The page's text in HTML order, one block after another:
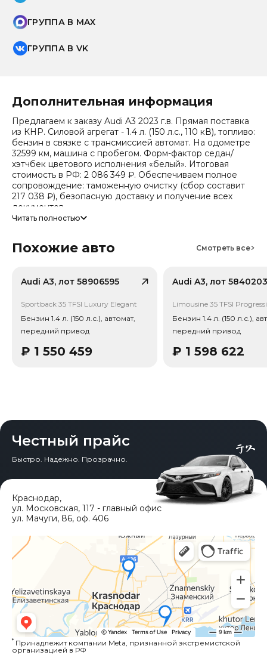
ГРУППА В MAX
ГРУППА В VK
Дополнительная информация
Предлагаем к заказу Audi A3 2023 г.в. Прямая поставка
из КНР. Силовой агрегат - 1.4 л. (150 л.с., 110 кВ), топливо:
бензин в связке с трансмиссией автомат. На одометре
32599 км, машина с пробегом. Форм-фактор седан/
хэтчбек цветового исполнения «белый». Итоговая
стоимость в РФ: 2 086 349 ₽. Обеспечиваем полное
сопровождение: таможенную очистку (сбор составит
217 038 ₽), безопасную доставку и получение всех
документов.
дефектовку и точные сроки логистики. Работаем и
Тип привода: Передний привод (FWD).
Читать полностью
Похожие авто Смотреть все
Audi A3, лот 58906595
Sportback 35 TFSI Luxury Elegant
Бензин 1.4 л. (150 л.с.), автомат,
передний привод
₽ 1 550 459
Audi A3, лот
Limousine 35 TFSI
Бензин 1.4 л. (150 л.с.),
передний привод
₽ 1 598 622
Честный прайс
Быстро. Надежно. Прозрачно.
Краснодар,
ул. Московская, 117 - главный офис
ул. Мачуги, 86, оф. 406
* Принадлежит компании Meta, признанной экстремистской
организацией в РФ